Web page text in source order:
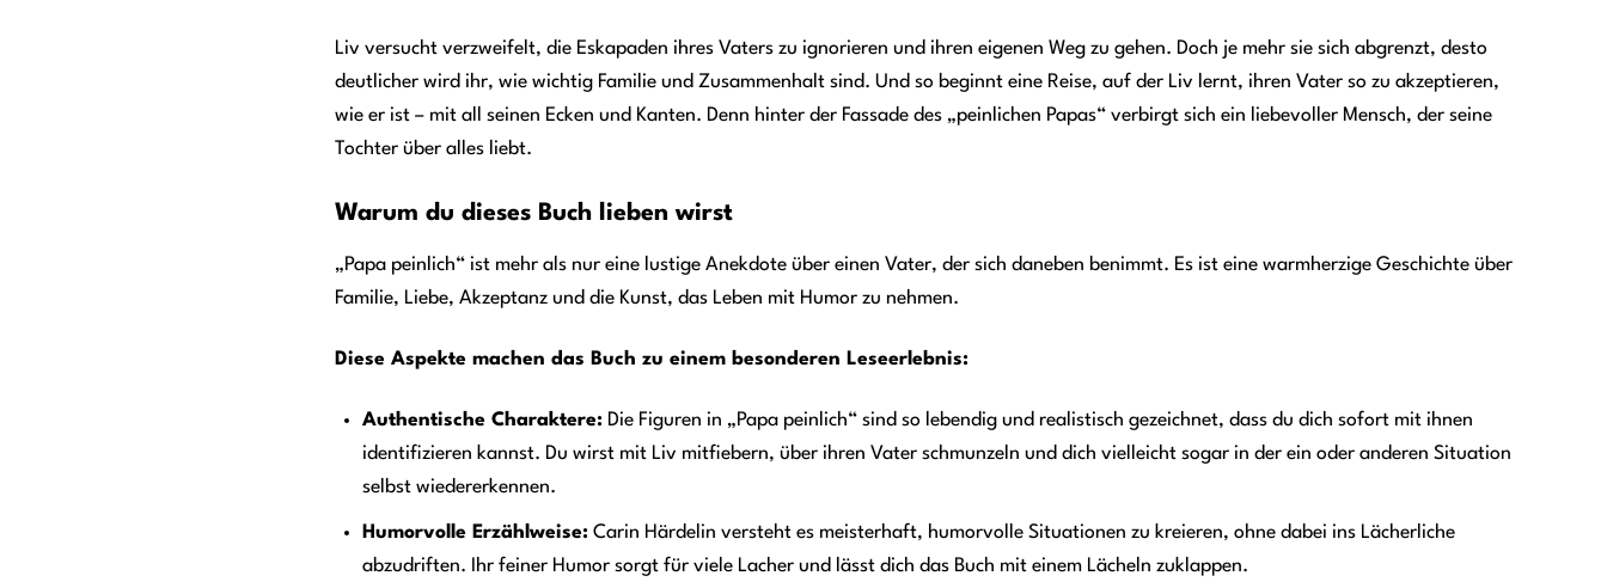
Liv versucht verzweifelt, die Eskapaden ihres Vaters zu ignorieren und ihren eigenen Weg zu gehen. Doch je mehr sie sich abgrenzt, desto
deutlicher wird ihr, wie wichtig Familie und Zusammenhalt sind. Und so beginnt eine Reise, auf der Liv lernt, ihren Vater so zu akzeptieren,
wie er ist – mit all seinen Ecken und Kanten. Denn hinter der Fassade des „peinlichen Papas“ verbirgt sich ein liebevoller Mensch, der seine
Tochter über alles liebt.
Warum du dieses Buch lieben wirst
„Papa peinlich“ ist mehr als nur eine lustige Anekdote über einen Vater, der sich daneben benimmt. Es ist eine warmherzige Geschichte über
Familie, Liebe, Akzeptanz und die Kunst, das Leben mit Humor zu nehmen.
Diese Aspekte machen das Buch zu einem besonderen Leseerlebnis:
Authentische Charaktere: Die Figuren in „Papa peinlich“ sind so lebendig und realistisch gezeichnet, dass du dich sofort mit ihnen
identifizieren kannst. Du wirst mit Liv mitfiebern, über ihren Vater schmunzeln und dich vielleicht sogar in der ein oder anderen Situation
selbst wiedererkennen.
Humorvolle Erzählweise: Carin Härdelin versteht es meisterhaft, humorvolle Situationen zu kreieren, ohne dabei ins Lächerliche
abzudriften. Ihr feiner Humor sorgt für viele Lacher und lässt dich das Buch mit einem Lächeln zuklappen.